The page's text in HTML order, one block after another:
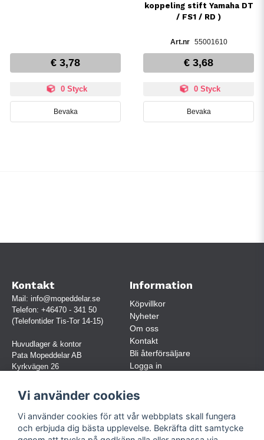
€ 3,78
0 Styck
Bevaka
koppeling stift Yamaha DT
/ FS1 / RD )
55001610
€ 3,68
0 Styck
Bevaka
Kontakt
Mail: info@mopeddelar.se
Telefon: +46470 - 341 50
(Telefontider Tis-Tor 14-15)
Huvudlager & kontor
Pata Mopeddelar AB
Kyrkvägen 26
(OBS. Endast förbokade besök)
Org.nr:
559030-5248
Jur. namn: Pata Mopeddelar AB
Information
Köpvillkor
Nyheter
Om oss
Kontakt
Bli återförsäljare
Logga in
Vi använder cookies
Vi använder cookies för att vår webbplats skall fungera
och erbjuda dig bästa upplevelse. Bekräfta ditt samtycke